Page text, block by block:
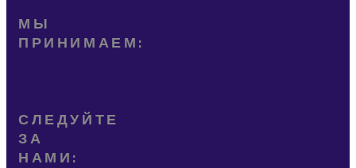
МЫ
ПРИНИМАЕМ:
СЛЕДУЙТЕ
ЗА
НАМИ: